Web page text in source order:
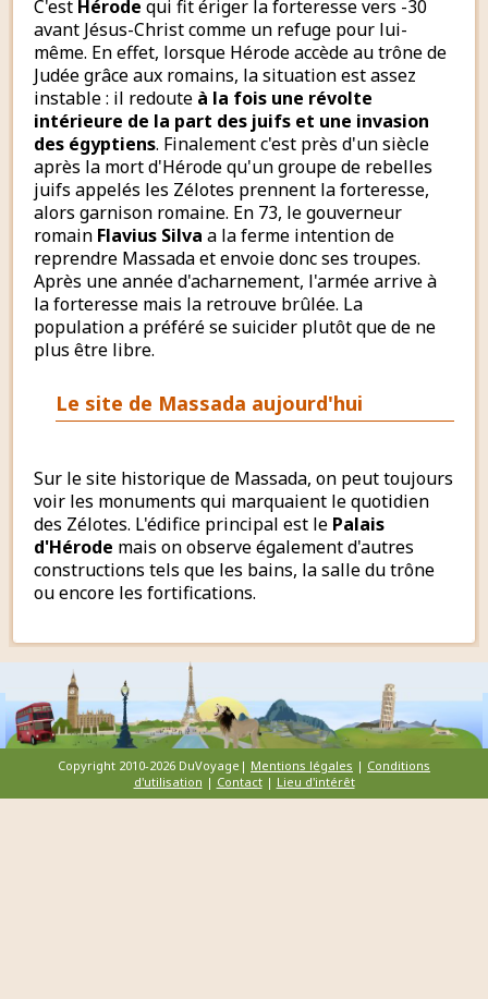
C'est Hérode qui fit ériger la forteresse vers -30
avant Jésus-Christ comme un refuge pour lui-
même. En effet, lorsque Hérode accède au trône de
Judée grâce aux romains, la situation est assez
instable : il redoute à la fois une révolte
intérieure de la part des juifs et une invasion
des égyptiens. Finalement c'est près d'un siècle
après la mort d'Hérode qu'un groupe de rebelles
juifs appelés les Zélotes prennent la forteresse,
alors garnison romaine. En 73, le gouverneur
romain Flavius Silva a la ferme intention de
reprendre Massada et envoie donc ses troupes.
Après une année d'acharnement, l'armée arrive à
la forteresse mais la retrouve brûlée. La
population a préféré se suicider plutôt que de ne
plus être libre.
Le site de Massada aujourd'hui
Sur le site historique de Massada, on peut toujours
voir les monuments qui marquaient le quotidien
des Zélotes. L'édifice principal est le Palais
d'Hérode mais on observe également d'autres
constructions tels que les bains, la salle du trône
ou encore les fortifications.
Copyright 2010-2026 DuVoyage| Mentions légales | Conditions
d'utilisation | Contact| Lieu d'intérêt